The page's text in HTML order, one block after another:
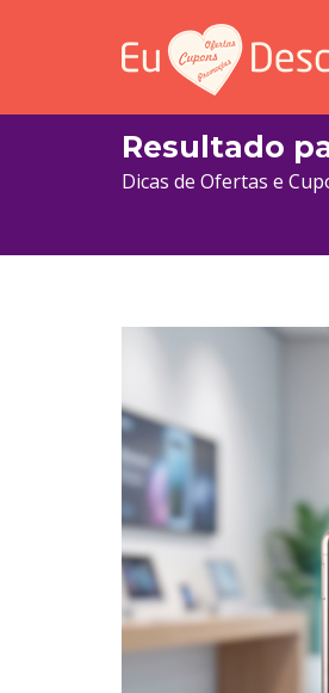
Resultado
Dicas de Ofertas e